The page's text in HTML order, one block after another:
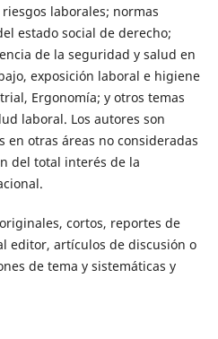
laborales; normas
estado social de derecho;
de la seguridad y salud en
exposición laboral e higiene
Ergonomía; y otros temas
laboral. Los autores son
otras áreas no consideradas
del total interés de la
cortos, reportes de
editor, artículos de discusión o
de tema y sistemáticas y